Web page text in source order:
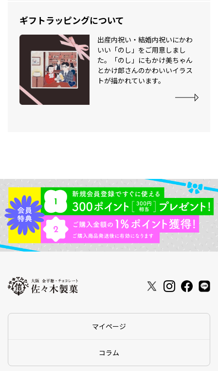
ギフトラッピングについて
出産内祝い・結婚内祝いにかわ
いい「のし」をご用意しまし
た。「のし」にもかけ美ちゃん
とかけ郎さんのかわいいイラス
トが描かれています。
マイページ
コラム